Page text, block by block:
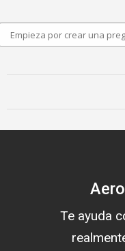
Te ayuda